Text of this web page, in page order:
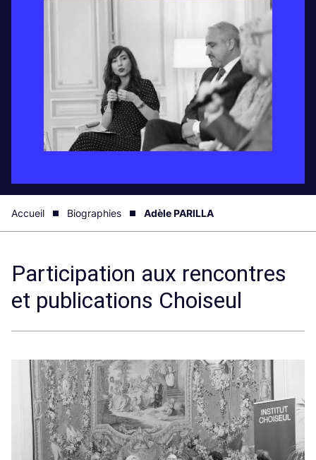
Accueil Biographies Adèle PARILLA
Participation aux rencontres
et publications Choiseul